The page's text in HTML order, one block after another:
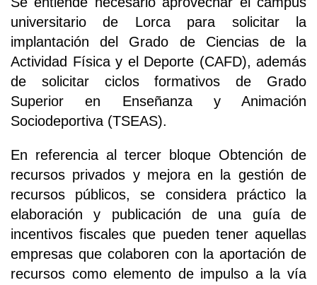
universitario de Lorca para solicitar la
implantación del Grado de Ciencias de la
Actividad Física y el Deporte (CAFD), además
de solicitar ciclos formativos de Grado
Superior en Enseñanza y Animación
Sociodeportiva (TSEAS).
En referencia al tercer bloque Obtención de
recursos privados y mejora en la gestión de
recursos públicos, se considera práctico la
elaboración y publicación de una guía de
incentivos fiscales que pueden tener aquellas
empresas que colaboren con la aportación de
recursos como elemento de impulso a la vía